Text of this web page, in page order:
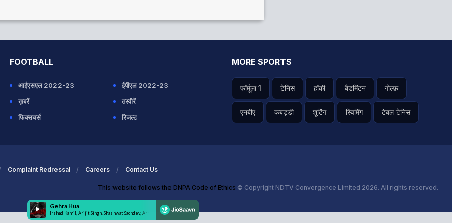
FOOTBALL
आईएसएल 2022-23
ईपीएल 2022-23
ख़बरें
तस्वीरें
फिक्सचर्स
रिजल्ट
MORE SPORTS
फॉर्मूला 1 टेनिस हॉकी बैडमिंटन गोल्फ़
एनबीए कबड्डी शूटिंग स्विमिंग टेबल टेनिस
Complaint Redressal Careers Contact Us
This website follows the DNPA Code of Ethics © Copyright NDTV Convergence Limited 2026. All rights reserved.